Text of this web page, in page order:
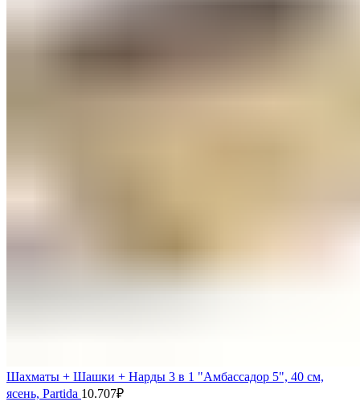
Шахматы + Шашки + Нарды 3 в 1 "Амбассадор 5", 40 см,
ясень, Partida 10.707₽